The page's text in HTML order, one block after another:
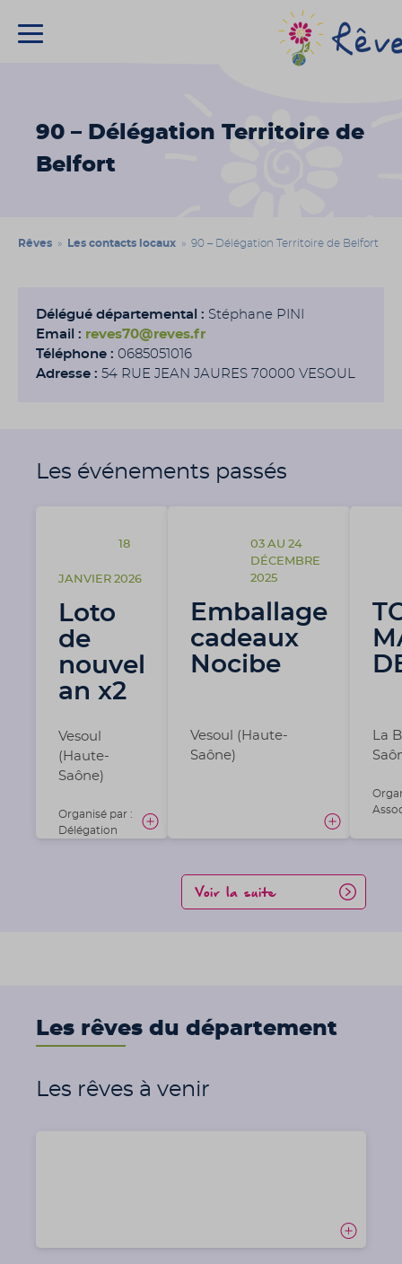
90 – Délégation Territoire de
Belfort
Rêves » Les contacts locaux » 90 – Délégation Territoire de Belfort
Délégué départemental : Stéphane PINI
Email : reves70@reves.fr
Téléphone : 0685051016
Adresse : 54 RUE JEAN JAURES 70000 VESOUL
Les événements passés
18
JANVIER 2026
Loto
de
nouvel
an x2
Vesoul
(Haute-
Saône)
Organisé par :
Délégation
03 AU 24
DÉCEMBRE
2025
Emballage
cadeaux
Nocibe
Vesoul (Haute-
Saône)
La
Voir la suite
Les rêves du département
Les rêves à venir